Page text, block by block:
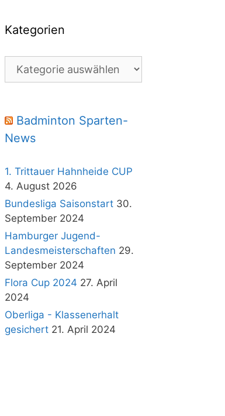
Kategorien
Kategorien
Badminton Sparten-
News
1. Trittauer Hahnheide CUP
4. August 2026
Bundesliga Saisonstart 30.
September 2024
Hamburger Jugend-
Landesmeisterschaften 29.
September 2024
Flora Cup 2024 27. April
2024
Oberliga - Klassenerhalt
gesichert 21. April 2024